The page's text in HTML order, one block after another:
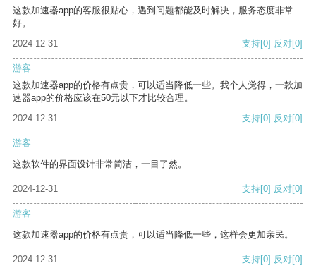
这款加速器app的客服很贴心，遇到问题都能及时解决，服务态度非常
好。
2024-12-31
支持[0] 反对[0]
游客
这款加速器app的价格有点贵，可以适当降低一些。我个人觉得，一款加
速器app的价格应该在50元以下才比较合理。
2024-12-31
支持[0] 反对[0]
游客
这款软件的界面设计非常简洁，一目了然。
2024-12-31 支持[0] 反对[0]
游客
这款加速器app的价格有点贵，可以适当降低一些，这样会更加亲民。
2024-12-31 支持[0] 反对[0]